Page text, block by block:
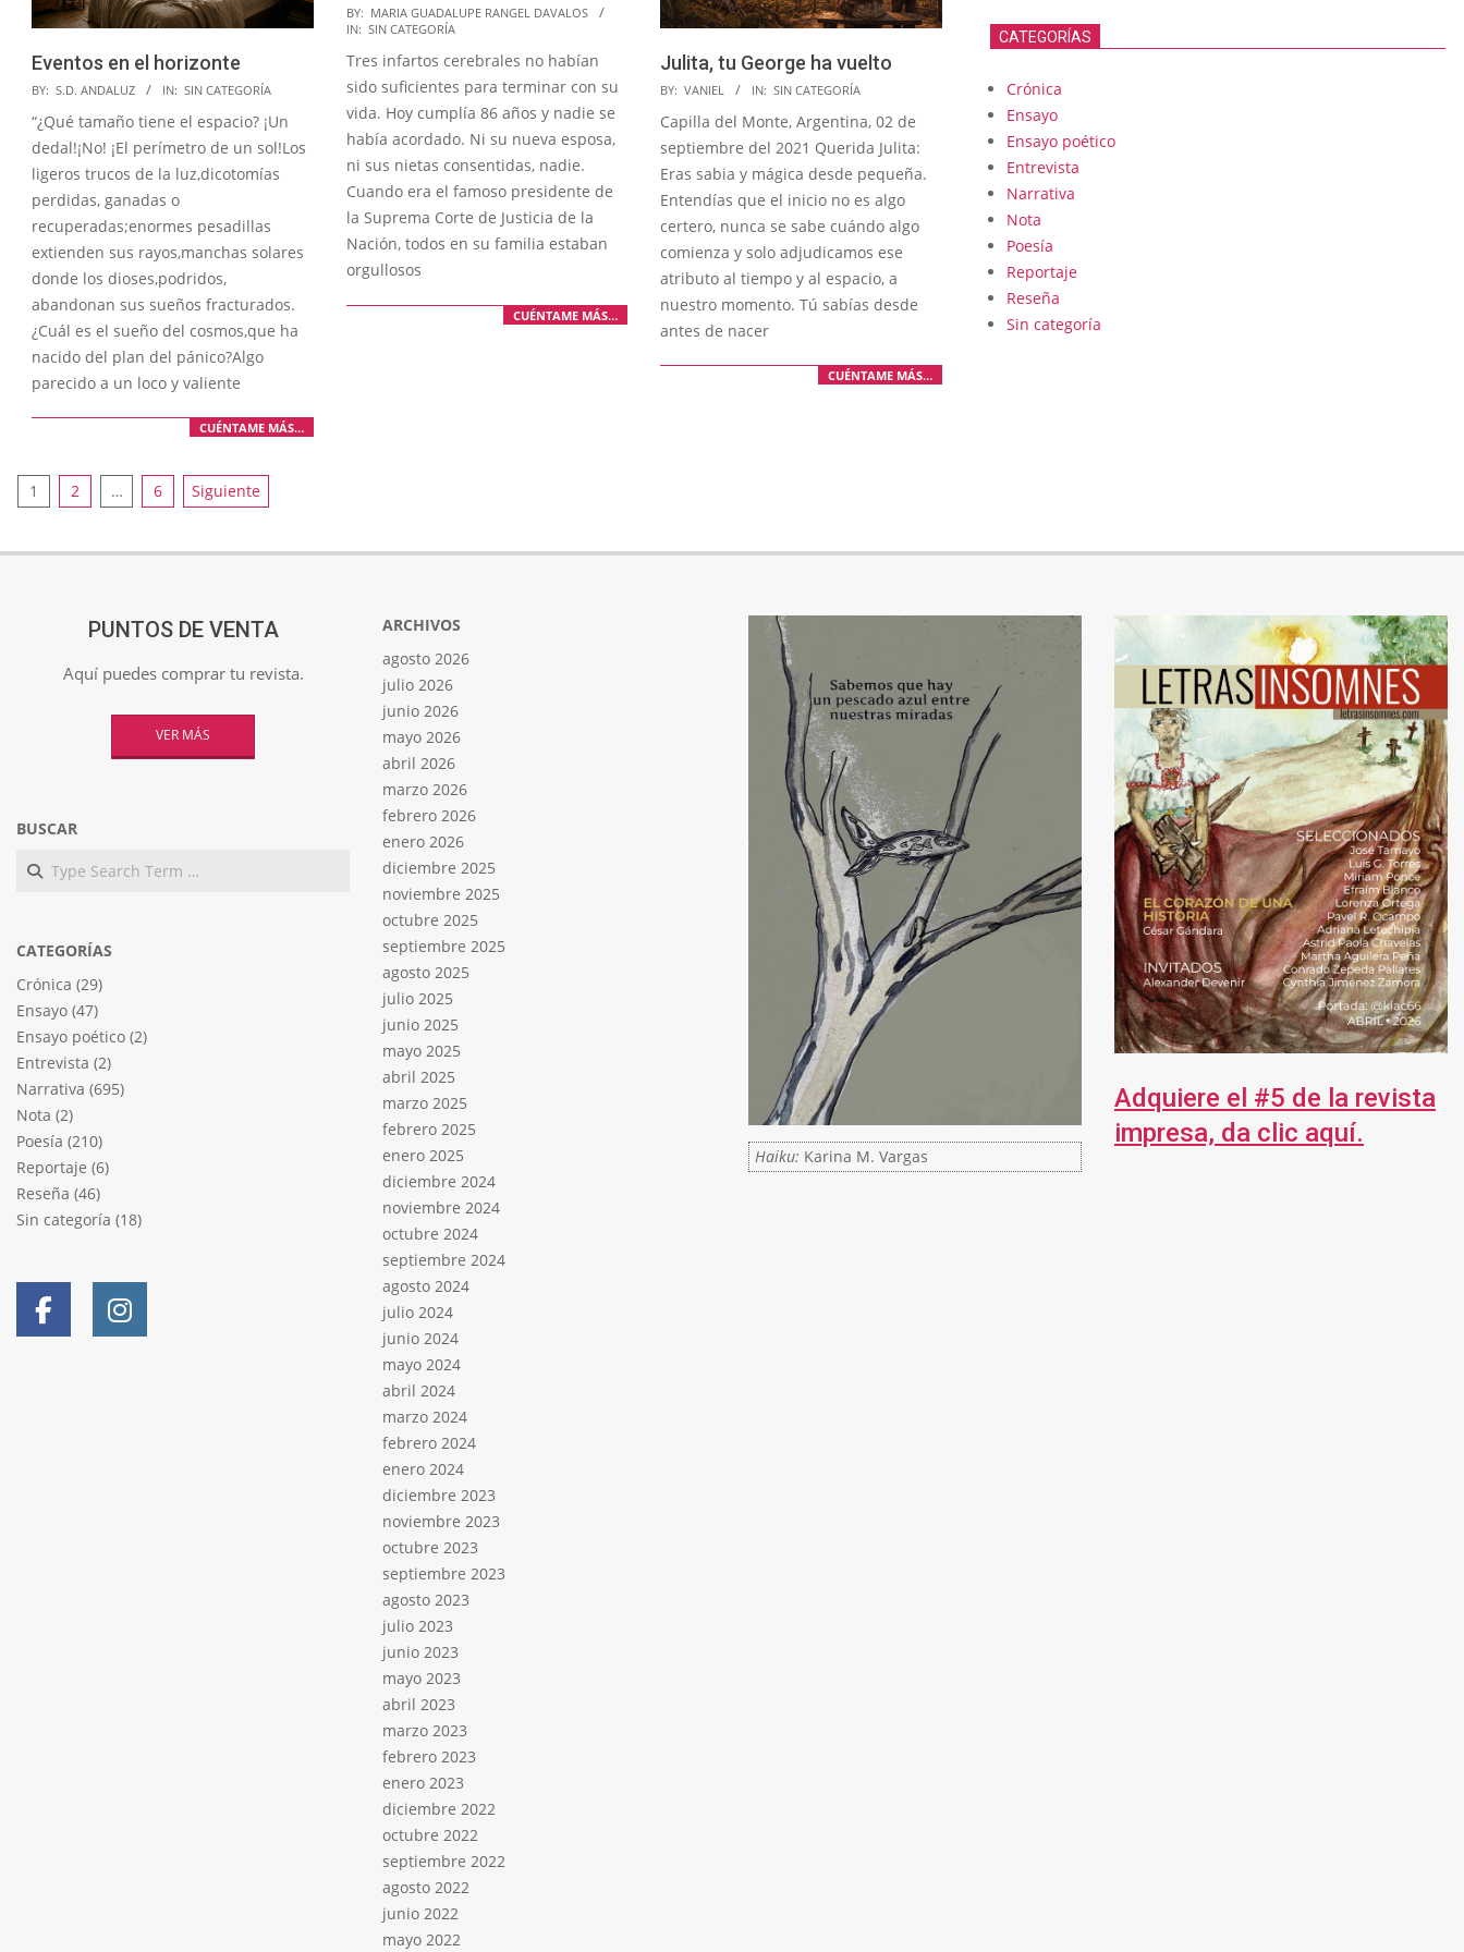
Eventos en el horizonte
2026-
06-
08
BY: S.D. ANDALUZ IN: SIN CATEGORÍA
“¿Qué tamaño tiene el espacio? ¡Un
dedal!¡No! ¡El perímetro de un sol!Los
ligeros trucos de la luz,dicotomías
perdidas, ganadas o
recuperadas;enormes pesadillas
extienden sus rayos,manchas solares
donde los dioses,podridos,
abandonan sus sueños fracturados.
¿Cuál es el sueño del cosmos,que ha
nacido del plan del pánico?Algo
parecido a un loco y valiente
CUÉNTAME MÁS…
2026-
06-
01
BY: MARIA GUADALUPE RANGEL DAVALOS
IN: SIN CATEGORÍA
Tres infartos cerebrales no habían
sido suficientes para terminar con su
vida. Hoy cumplía 86 años y nadie se
había acordado. Ni su nueva esposa,
ni sus nietas consentidas, nadie.
Cuando era el famoso presidente de
la Suprema Corte de Justicia de la
Nación, todos en su familia estaban
orgullosos
CUÉNTAME MÁS…
Julita, tu George ha vuelto
2026-
04-
20
BY: VANIEL IN: SIN CATEGORÍA
Capilla del Monte, Argentina, 02 de
septiembre del 2021 Querida Julita:
Eras sabia y mágica desde pequeña.
Entendías que el inicio no es algo
certero, nunca se sabe cuándo algo
comienza y solo adjudicamos ese
atributo al tiempo y al espacio, a
nuestro momento. Tú sabías desde
antes de nacer
CUÉNTAME MÁS…
Paginación
entradas
1 2 … 6 Siguiente
CATEGORÍAS
Crónica
Ensayo
Ensayo poético
Entrevista
Narrativa
Nota
Poesía
Reportaje
Reseña
Sin categoría
PUNTOS DE VENTA
Aquí puedes comprar tu revista.
VER MÁS
BUSCAR
Search
CATEGORÍAS
Crónica (29)
Ensayo (47)
Ensayo poético (2)
Entrevista (2)
Narrativa (695)
Nota (2)
Poesía (210)
Reportaje (6)
Reseña (46)
Sin categoría (18)
ARCHIVOS
agosto 2026
julio 2026
junio 2026
mayo 2026
abril 2026
marzo 2026
febrero 2026
enero 2026
diciembre 2025
noviembre 2025
octubre 2025
septiembre 2025
agosto 2025
julio 2025
junio 2025
mayo 2025
abril 2025
marzo 2025
febrero 2025
enero 2025
diciembre 2024
noviembre 2024
octubre 2024
septiembre 2024
agosto 2024
julio 2024
junio 2024
mayo 2024
abril 2024
marzo 2024
febrero 2024
enero 2024
diciembre 2023
noviembre 2023
octubre 2023
septiembre 2023
agosto 2023
julio 2023
junio 2023
mayo 2023
abril 2023
marzo 2023
febrero 2023
enero 2023
diciembre 2022
octubre 2022
septiembre 2022
agosto 2022
junio 2022
mayo 2022
Haiku: Karina M. Vargas
Adquiere el #5 de la revista
impresa, da clic aquí.